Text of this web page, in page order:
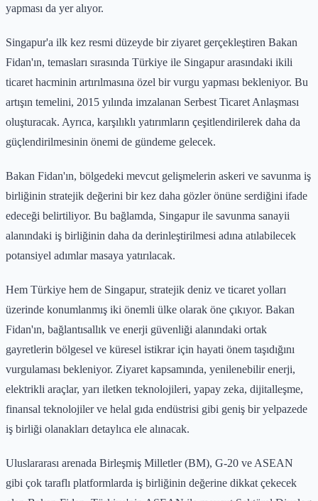
yapması da yer alıyor.
Singapur'a ilk kez resmi düzeyde bir ziyaret gerçekleştiren Bakan
Fidan'ın, temasları sırasında Türkiye ile Singapur arasındaki ikili
ticaret hacminin artırılmasına özel bir vurgu yapması bekleniyor. Bu
artışın temelini, 2015 yılında imzalanan Serbest Ticaret Anlaşması
oluşturacak. Ayrıca, karşılıklı yatırımların çeşitlendirilerek daha da
güçlendirilmesinin önemi de gündeme gelecek.
Bakan Fidan'ın, bölgedeki mevcut gelişmelerin askeri ve savunma iş
birliğinin stratejik değerini bir kez daha gözler önüne serdiğini ifade
edeceği belirtiliyor. Bu bağlamda, Singapur ile savunma sanayii
alanındaki iş birliğinin daha da derinleştirilmesi adına atılabilecek
potansiyel adımlar masaya yatırılacak.
Hem Türkiye hem de Singapur, stratejik deniz ve ticaret yolları
üzerinde konumlanmış iki önemli ülke olarak öne çıkıyor. Bakan
Fidan'ın, bağlantısallık ve enerji güvenliği alanındaki ortak
gayretlerin bölgesel ve küresel istikrar için hayati önem taşıdığını
vurgulaması bekleniyor. Ziyaret kapsamında, yenilenebilir enerji,
elektrikli araçlar, yarı iletken teknolojileri, yapay zeka, dijitalleşme,
finansal teknolojiler ve helal gıda endüstrisi gibi geniş bir yelpazede
iş birliği olanakları detaylıca ele alınacak.
Uluslararası arenada Birleşmiş Milletler (BM), G-20 ve ASEAN
gibi çok taraflı platformlarda iş birliğinin değerine dikkat çekecek